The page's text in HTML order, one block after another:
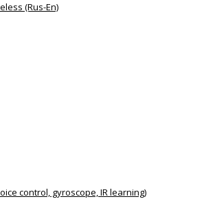
(Rus-En)
control, gyroscope, IR learning)